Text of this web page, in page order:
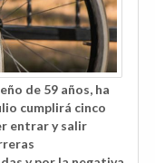
de 59 años, ha
cumplirá cinco
entrar y salir